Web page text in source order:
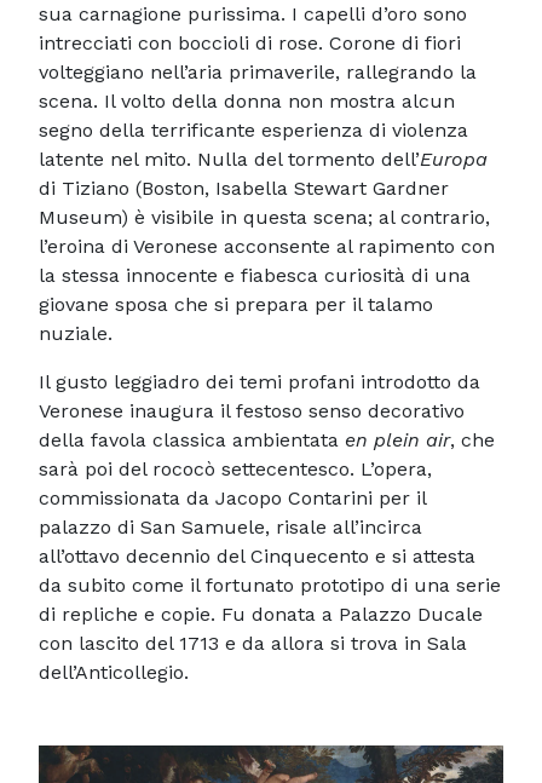
sua carnagione purissima. I capelli d’oro sono
intrecciati con boccioli di rose. Corone di fiori
volteggiano nell’aria primaverile, rallegrando la
scena. Il volto della donna non mostra alcun
segno della terrificante esperienza di violenza
latente nel mito. Nulla del tormento dell’Europa
di Tiziano (Boston, Isabella Stewart Gardner
Museum) è visibile in questa scena; al contrario,
l’eroina di Veronese acconsente al rapimento con
la stessa innocente e fiabesca curiosità di una
giovane sposa che si prepara per il talamo
nuziale.
Il gusto leggiadro dei temi profani introdotto da
Veronese inaugura il festoso senso decorativo
della favola classica ambientata en plein air, che
sarà poi del rococò settecentesco. L’opera,
commissionata da Jacopo Contarini per il
palazzo di San Samuele, risale all’incirca
all’ottavo decennio del Cinquecento e si attesta
da subito come il fortunato prototipo di una serie
di repliche e copie. Fu donata a Palazzo Ducale
con lascito del 1713 e da allora si trova in Sala
dell’Anticollegio.